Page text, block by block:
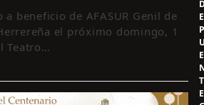
beneficio de AFASUR Genil de
el próximo domingo, 1
Teatro…
E
E
T
E